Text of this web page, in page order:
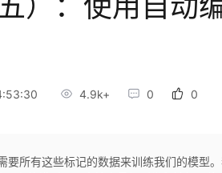
4.9k+ 0 0
所有这些标记的数据来训练我们的模型